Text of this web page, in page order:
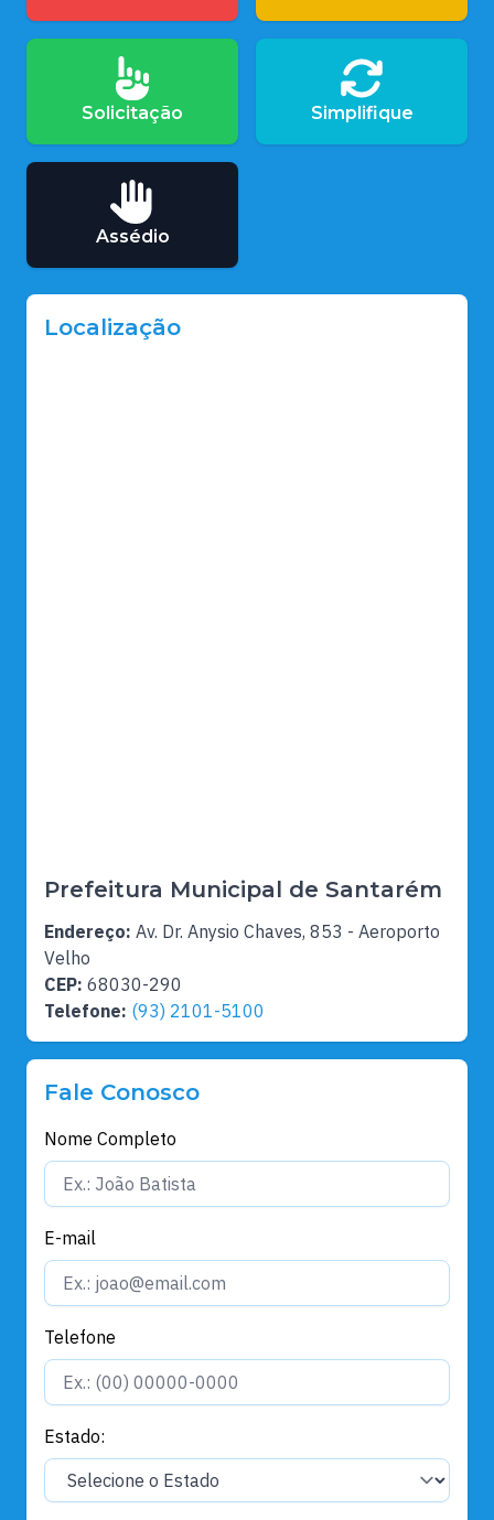
Solicitação Simplifique
Assédio
Localização
Prefeitura Municipal de Santarém
Endereço: Av. Dr. Anysio Chaves, 853 - Aeroporto
Velho
CEP: 68030-290
Telefone: (93) 2101-5100
Fale Conosco
Nome Completo
E-mail
Telefone
Estado: